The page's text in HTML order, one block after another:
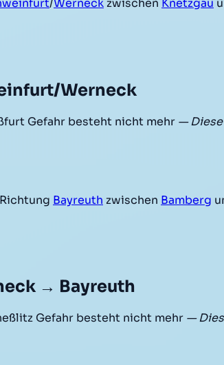
/Werneck zwischen Knetzgau
Werneck
Gefahr besteht nicht mehr —
Richtung Bayreuth zwischen Bamberg
→ Bayreuth
Gefahr besteht nicht mehr —